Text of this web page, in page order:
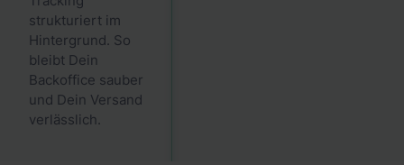
strukturiert im
Hintergrund. So
bleibt Dein
Backoffice sauber
und Dein Versand
verlässlich.